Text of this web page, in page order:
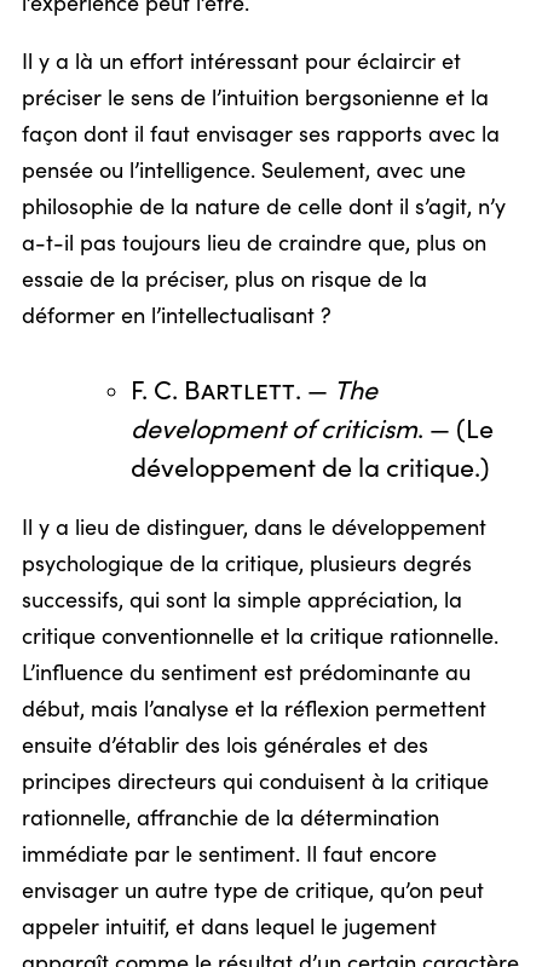
Il y a là un effort intéressant pour éclaircir et
préciser le sens de l’intuition bergsonienne et la
façon dont il faut envisager ses rapports avec la
pensée ou l’intelligence. Seulement, avec une
philosophie de la nature de celle dont il s’agit, n’y
a-t-il pas toujours lieu de craindre que, plus on
essaie de la préciser, plus on risque de la
déformer en l’intellectualisant ?
F. C. Bartlett. — The
development of criticism. — (Le
développement de la critique.)
Il y a lieu de distinguer, dans le développement
psychologique de la critique, plusieurs degrés
successifs, qui sont la simple appréciation, la
critique conventionnelle et la critique rationnelle.
L’influence du sentiment est prédominante au
début, mais l’analyse et la réflexion permettent
ensuite d’établir des lois générales et des
principes directeurs qui conduisent à la critique
rationnelle, affranchie de la détermination
immédiate par le sentiment. Il faut encore
envisager un autre type de critique, qu’on peut
appeler intuitif, et dans lequel le jugement